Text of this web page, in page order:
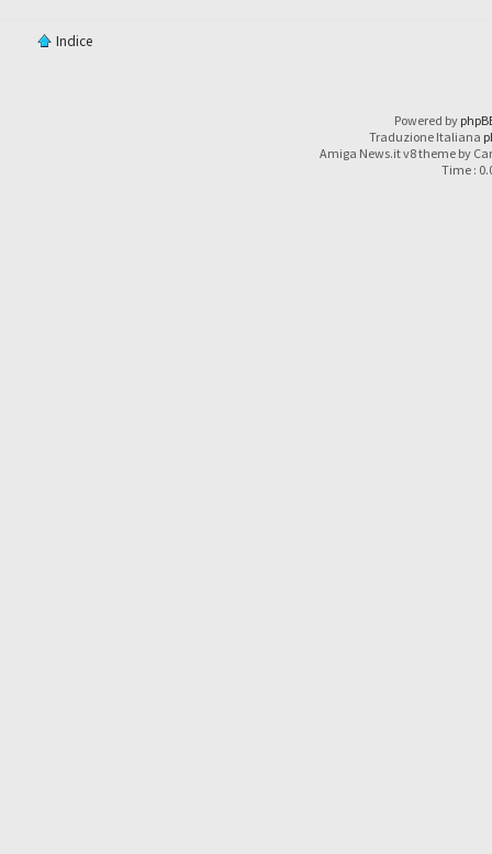
Indice
Powered by
Traduzione Italiana
Amiga News.it v8 theme by
Time :